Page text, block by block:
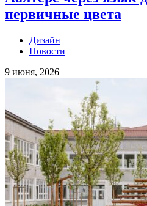
первичные цвета
Дизайн
Новости
9 июня, 2026